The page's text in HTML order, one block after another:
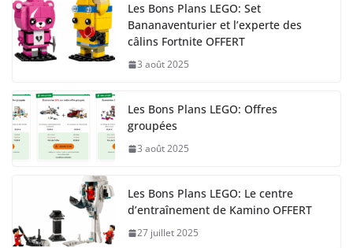
Les Bons Plans LEGO: Set
Bananaventurier et l’experte des
câlins Fortnite OFFERT
3 août 2025
Les Bons Plans LEGO: Offres
groupées
3 août 2025
Les Bons Plans LEGO: Le centre
d’entraînement de Kamino OFFERT
27 juillet 2025